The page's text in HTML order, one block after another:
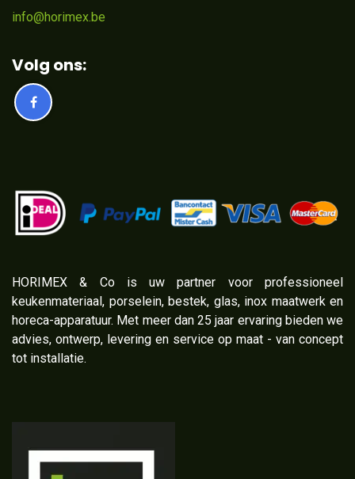
info@horimex.be
Volg ons:
​HORIMEX & Co is uw partner voor professioneel
keukenmateriaal, porselein, bestek, glas, inox maatwerk en
horeca-apparatuur. Met meer dan 25 jaar ervaring bieden we
advies, ontwerp, levering en service op maat - van concept
tot installatie.